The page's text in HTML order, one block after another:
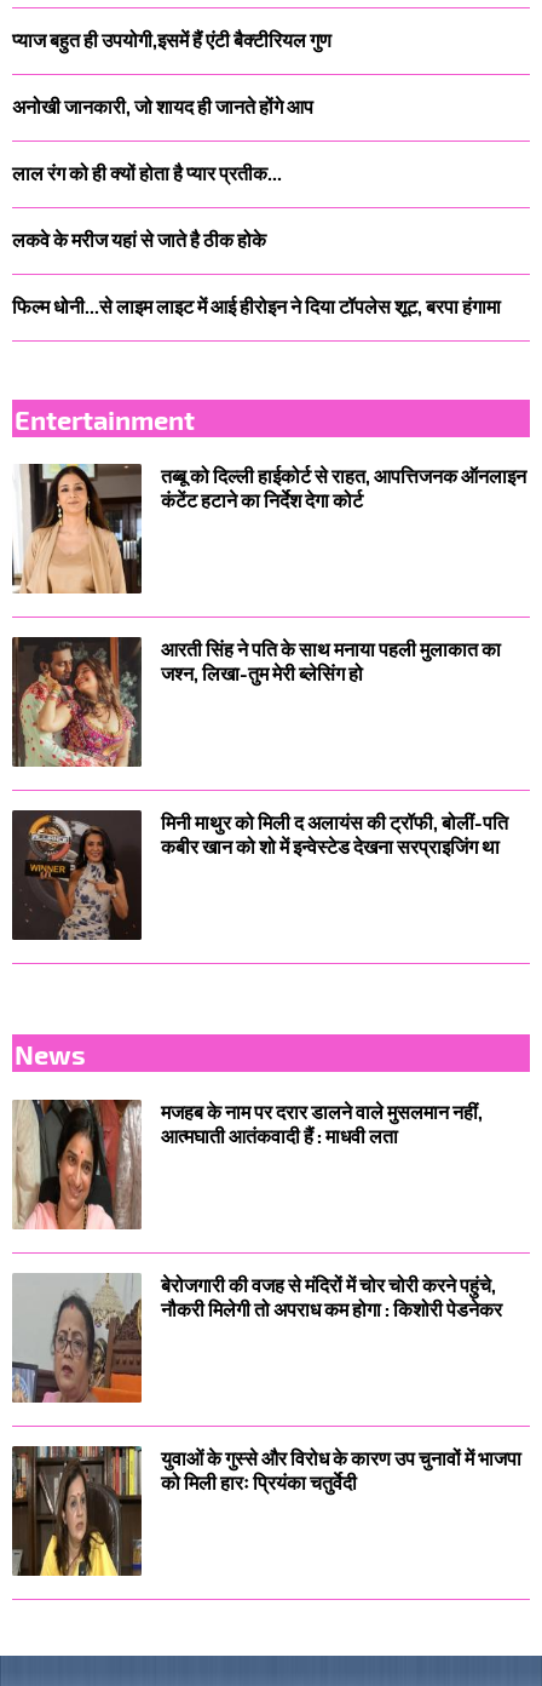
प्याज बहुत ही उपयोगी,इसमें हैं एंटी बैक्टीरियल गुण
अनोखी जानकारी, जो शायद ही जानते होंगे आप
लाल रंग को ही क्यों होता है प्यार प्रतीक...
लकवे के मरीज यहां से जाते है ठीक होके
फिल्म धोनी...से लाइम लाइट में आई हीरोइन ने दिया टॉपलेस शूट, बरपा हंगामा
Entertainment
तब्बू को दिल्ली हाईकोर्ट से राहत, आपत्तिजनक ऑनलाइन
कंटेंट हटाने का निर्देश देगा कोर्ट
आरती सिंह ने पति के साथ मनाया पहली मुलाकात का
जश्न, लिखा-तुम मेरी ब्लेसिंग हो
मिनी माथुर को मिली द अलायंस की ट्रॉफी, बोलीं-पति
कबीर खान को शो में इन्वेस्टेड देखना सरप्राइजिंग था
News
मजहब के नाम पर दरार डालने वाले मुसलमान नहीं,
आत्मघाती आतंकवादी हैं : माधवी लता
बेरोजगारी की वजह से मंदिरों में चोर चोरी करने पहुंचे,
नौकरी मिलेगी तो अपराध कम होगा : किशोरी पेडनेकर
युवाओं के गुस्से और विरोध के कारण उप चुनावों में भाजपा
को मिली हारः प्रियंका चतुर्वेदी